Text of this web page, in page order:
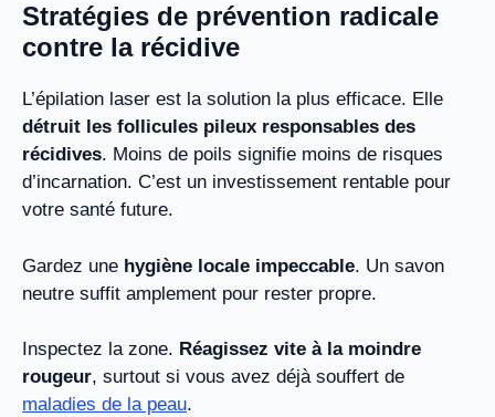
Stratégies de prévention radicale
contre la récidive
L’épilation laser est la solution la plus efficace. Elle
détruit les follicules pileux responsables des
récidives. Moins de poils signifie moins de risques
d’incarnation. C’est un investissement rentable pour
votre santé future.
Gardez une hygiène locale impeccable. Un savon
neutre suffit amplement pour rester propre.
Inspectez la zone. Réagissez vite à la moindre
rougeur, surtout si vous avez déjà souffert de
maladies de la peau.